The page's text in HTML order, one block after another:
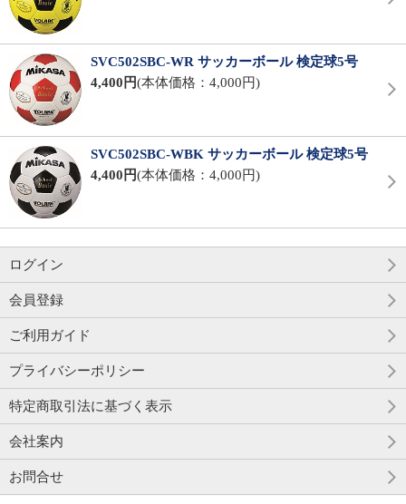
SVC502SBC-WR サッカーボール 検定球5号
4,400円(本体価格：4,000円)
SVC502SBC-WBK サッカーボール 検定球5号
4,400円(本体価格：4,000円)
ログイン
会員登録
ご利用ガイド
プライバシーポリシー
特定商取引法に基づく表示
会社案内
お問合せ